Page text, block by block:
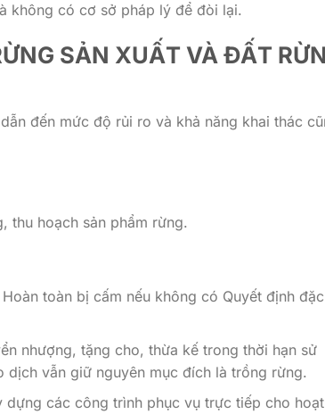
không có cơ sở pháp lý để đòi lại.
SẢN XUẤT VÀ ĐẤT
đến mức độ rủi ro và khả năng khai thác
thu hoạch sản phẩm rừng.
Hoàn toàn bị cấm nếu không có Quyết định
nhượng, tặng cho, thừa kế trong thời hạn sử
vẫn giữ nguyên mục đích là trồng rừng.
dựng các công trình phục vụ trực tiếp cho hoạt